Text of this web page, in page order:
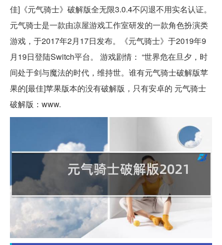
佳]《元气骑士》破解版全无限3.0.4不闪退不用实名认证。
元气骑士是一款由凉屋游戏工作室研发的一款角色扮演类
游戏，于2017年2月17日发布。《元气骑士》于2019年9
月19日登陆Switch平台。 游戏剧情： “世界危在旦夕，时
间处于剑与魔法的时代，维持世。谁有元气骑士破解版苹
果的[最佳]苹果版本的没有破解版，只有安卓的 元气骑士
破解版：www.